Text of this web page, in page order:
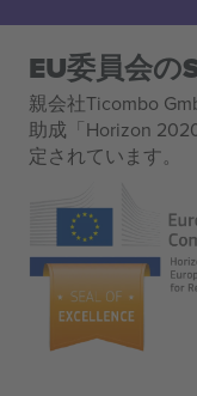
EU委員会の
親会社Ticombo
助成「Horizon
定されています。